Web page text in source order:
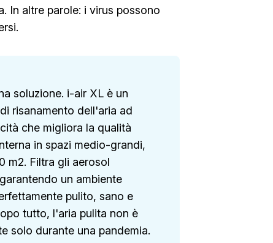
In altre parole: i virus possono
soluzione. i-air XL è un
risanamento dell'aria ad
che migliora la qualità
in spazi medio-grandi,
m2. Filtra gli aerosol
un ambiente
pulito, sano e
tutto, l'aria pulita non è
solo durante una pandemia.